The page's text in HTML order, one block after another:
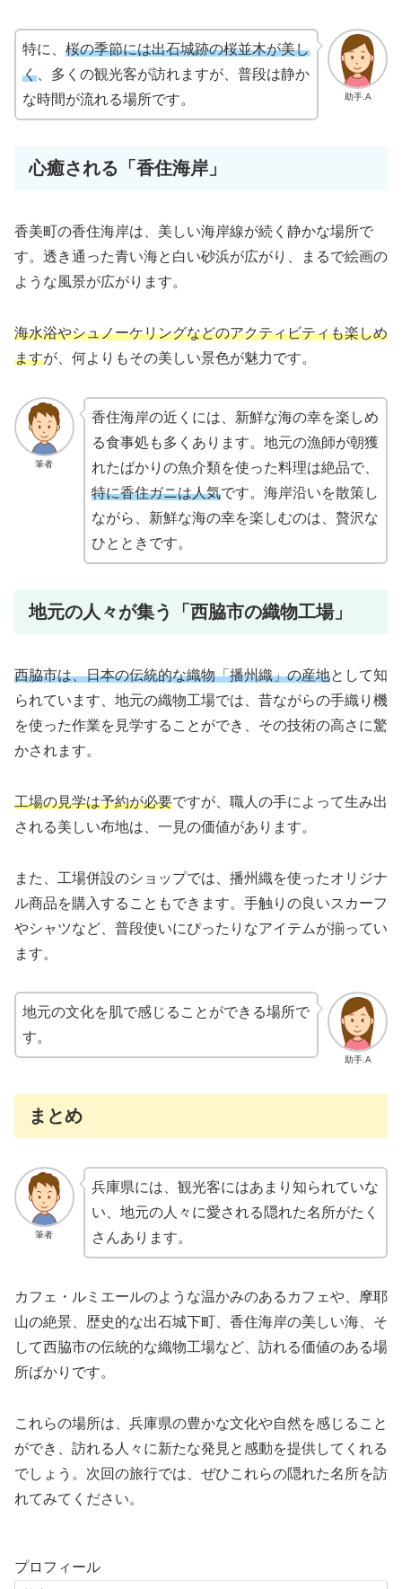
助手.A
特に、 桜の季節には出石城跡の桜並木が美し
く 、多くの観光客が訪れますが、普段は静か
な時間が流れる場所です。
心癒される「香住海岸」
香美町の香住海岸は、美しい海岸線が続く静かな場所で
す。透き通った青い海と白い砂浜が広がり、まるで絵画の
ような風景が広がります。
海水浴やシュノーケリングなどのアクティビティも楽しめ
ますが、何よりもその美しい景色が魅力です。
筆者
香住海岸の近くには、新鮮な海の幸を楽しめ
る食事処も多くあります。地元の漁師が朝獲
れたばかりの魚介類を使った料理は絶品で、
特に香住ガニは人気です。海岸沿いを散策し
ながら、新鮮な海の幸を楽しむのは、贅沢な
ひとときです。
地元の人々が集う「西脇市の織物工場」
西脇市は、日本の伝統的な織物「播州織」の産地として知
られています、地元の織物工場では、昔ながらの手織り機
を使った作業を見学することができ、その技術の高さに驚
かされます。
工場の見学は予約が必要ですが、職人の手によって生み出
される美しい布地は、一見の価値があります。
また、工場併設のショップでは、播州織を使ったオリジナ
ル商品を購入することもできます。手触りの良いスカーフ
やシャツなど、普段使いにぴったりなアイテムが揃ってい
ます。
助手.A
地元の文化を肌で感じることができる場所で
す。
まとめ
筆者
兵庫県には、観光客にはあまり知られていな
い、地元の人々に愛される隠れた名所がたく
さんあります。
カフェ・ルミエールのような温かみのあるカフェや、摩耶
山の絶景、歴史的な出石城下町、香住海岸の美しい海、そ
して西脇市の伝統的な織物工場など、訪れる価値のある場
所ばかりです。
これらの場所は、兵庫県の豊かな文化や自然を感じること
ができ、訪れる人々に新たな発見と感動を提供してくれる
でしょう。次回の旅行では、ぜひこれらの隠れた名所を訪
れてみてください。
プロフィール